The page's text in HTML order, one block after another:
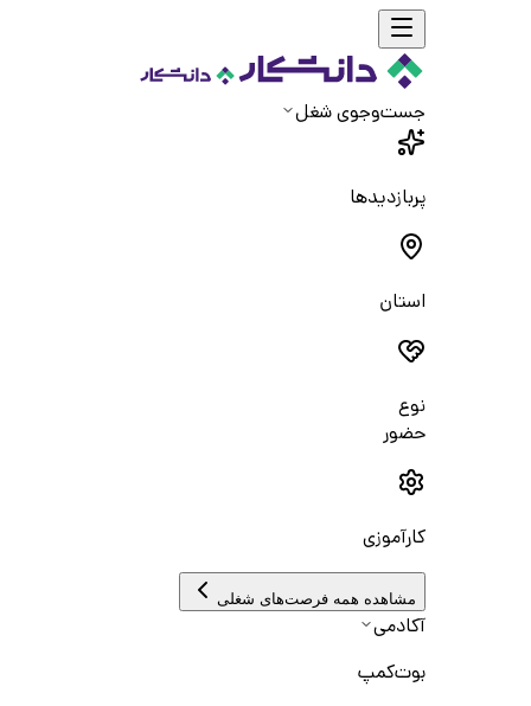
جست‌و‌جوی شغل
پربازدیدها
استان
نوع
حضور
کارآموزی
مشاهده همه فرصت‌های شغلی
آکادمی
بوت‌کمپ